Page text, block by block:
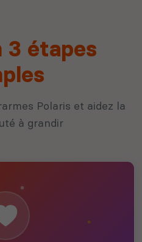
3 étapes
Polaris et aidez la
à grandir